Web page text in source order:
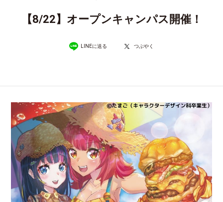
【8/22】オープンキャンパス開催！
LINEに送る つぶやく